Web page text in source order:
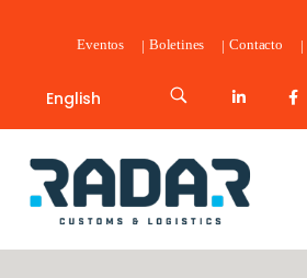
Eventos Boletines Contacto
English
Radar Customs & Logistics